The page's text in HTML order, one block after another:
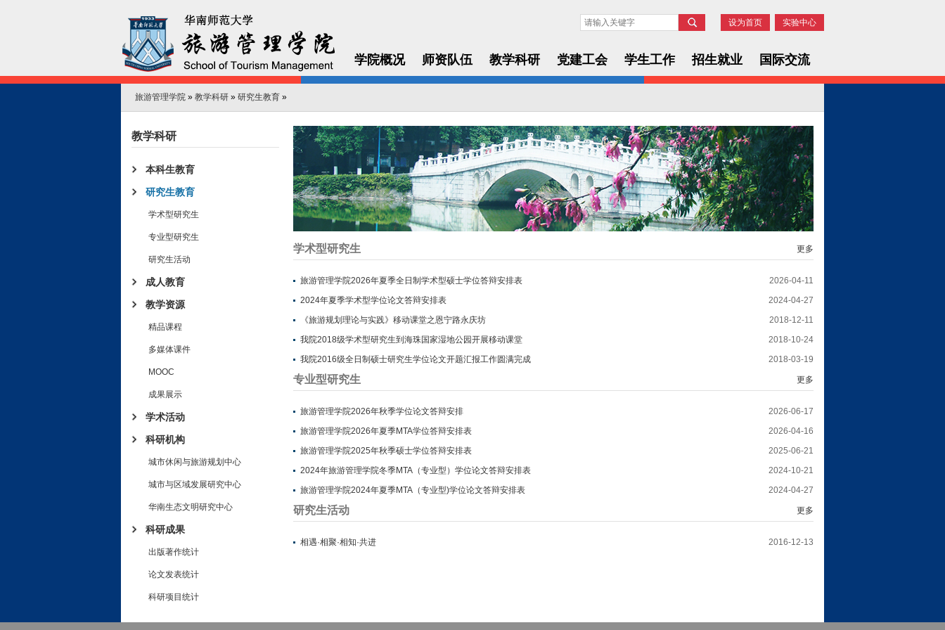
设为首页 实验中心
学院概况 师资队伍 教学科研 党建工会 学生工作 招生就业 国际交流
旅游管理学院 » 教学科研 » 研究生教育 »
教学科研
本科生教育
研究生教育
学术型研究生
专业型研究生
研究生活动
成人教育
教学资源
精品课程
多媒体课件
MOOC
成果展示
学术活动
科研机构
城市休闲与旅游规划中心
城市与区域发展研究中心
华南生态文明研究中心
科研成果
出版著作统计
论文发表统计
科研项目统计
学术型研究生 更多
2026-04-11
旅游管理学院2026年夏季全日制学术型硕士学位答辩安排表
2024-04-27
2024年夏季学术型学位论文答辩安排表
2018-12-11
《旅游规划理论与实践》移动课堂之恩宁路永庆坊
2018-10-24
我院2018级学术型研究生到海珠国家湿地公园开展移动课堂
2018-03-19
我院2016级全日制硕士研究生学位论文开题汇报工作圆满完成
专业型研究生 更多
2026-06-17
旅游管理学院2026年秋季学位论文答辩安排
2026-04-16
旅游管理学院2026年夏季MTA学位答辩安排表
2025-06-21
旅游管理学院2025年秋季硕士学位答辩安排表
2024-10-21
2024年旅游管理学院冬季MTA（专业型）学位论文答辩安排表
2024-04-27
旅游管理学院2024年夏季MTA（专业型)学位论文答辩安排表
研究生活动 更多
2016-12-13
相遇·相聚·相知·共进